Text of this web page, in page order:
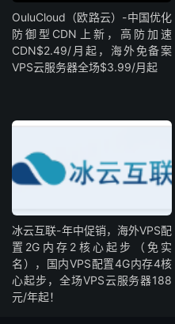
OuluCloud（欧路云）-中国优化
防御型CDN上新，高防加速
CDN$2.49/月起，海外免备案
VPS云服务器全场$3.99/月起
冰云互联-年中促销，海外VPS配
置2G内存2核心起步（免实
名），国内VPS配置4G内存4核
心起步，全场VPS云服务器188
元/年起！